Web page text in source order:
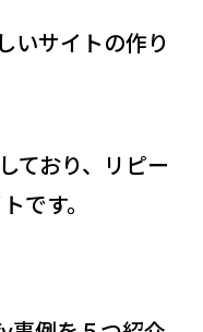
いサイトの作り
ており、リピー
です。